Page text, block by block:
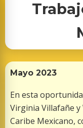
Mayo 2023
En esta
Virginia Villafañe
Caribe Mexicano,